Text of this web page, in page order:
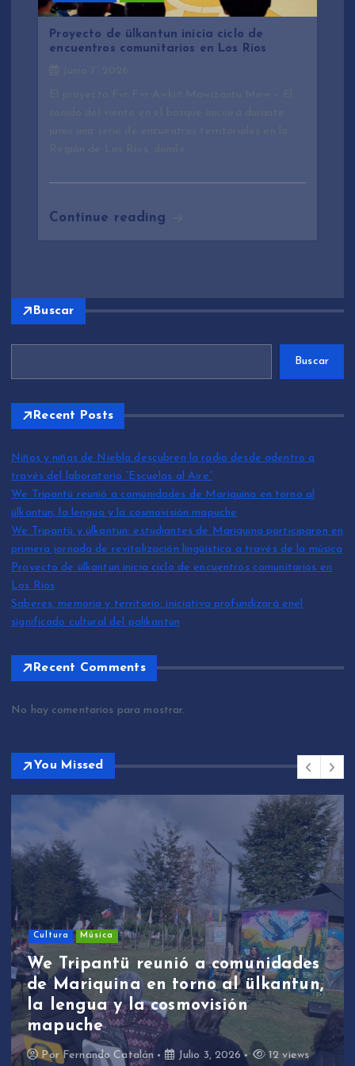
Proyecto de ülkantun inicia ciclo de
encuentros comunitarios en Los Ríos
Continue reading
Buscar
Buscar
Recent Posts
Niños y niñas de Niebla descubren la radio desde adentro a
través del laboratorio “Escuelas al Aire”
We Tripantü reunió a comunidades de Mariquina en torno al
ülkantun, la lengua y la cosmovisión mapuche
We Tripantü y ülkantun: estudiantes de Mariquina participaron en
primera jornada de revitalización lingüística a través de la música
Proyecto de ülkantun inicia ciclo de encuentros comunitarios en
Los Ríos
Saberes, memoria y territorio: iniciativa profundizará enel
significado cultural del palikantun
Recent Comments
No hay comentarios para mostrar.
You Missed
Sin categoría
We Tripantü y ülkantun:
estudiantes de Mariquina
participaron en primera jornada
de revitalización lingüística a
través de la música
PorFernando Catalán Junio 17, 2026 11 views